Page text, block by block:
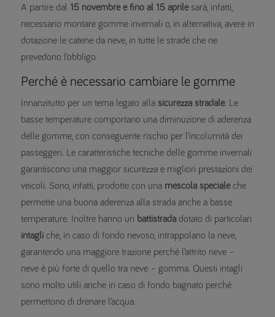
A partire dal 15 novembre e fino al 15 aprilesarà, infatti,
necessario montare gomme invernali o, in alternativa, avere in
dotazione le catene da neve, in tutte le strade che ne
prevedono l’obbligo.
Perché è necessario cambiare le gomme
Innanzitutto per un tema legato alla sicurezza stradale. Le
basse temperature comportano una diminuzione di aderenza
delle gomme, con conseguente rischio per l’incolumità dei
passeggeri. Le caratteristiche tecniche delle gomme invernali
garantiscono una maggior sicurezza e migliori prestazioni dei
veicoli. Sono, infatti, prodotte con una mescola specialeche
permette una buona aderenza alla strada anche a basse
temperature. Inoltre hanno un battistrada dotato di particolari
intagli che, in caso di fondo nevoso, intrappolano la neve,
garantendo una maggiore trazione perché l’attrito neve –
neve è più forte di quello tra neve – gomma. Questi intagli
sono molto utili anche in caso di fondo bagnato perché
permettono di drenare l’acqua.